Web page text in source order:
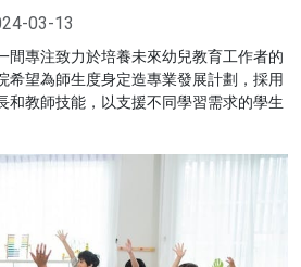
03-13
間專注致力於培養未來幼兒教育工作者的
希望為師生度身定造專業發展計劃，採用
和教師技能，以支援不同學習需求的學生